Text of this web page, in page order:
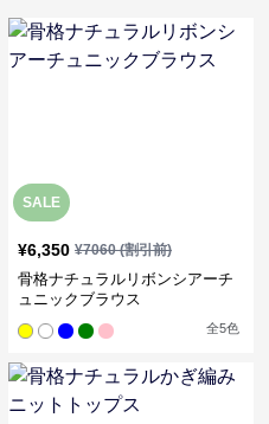
SALE
¥6,350 ¥7060(割引前)
骨格ナチュラルリボンシアーチ
ュニックブラウス
全5色